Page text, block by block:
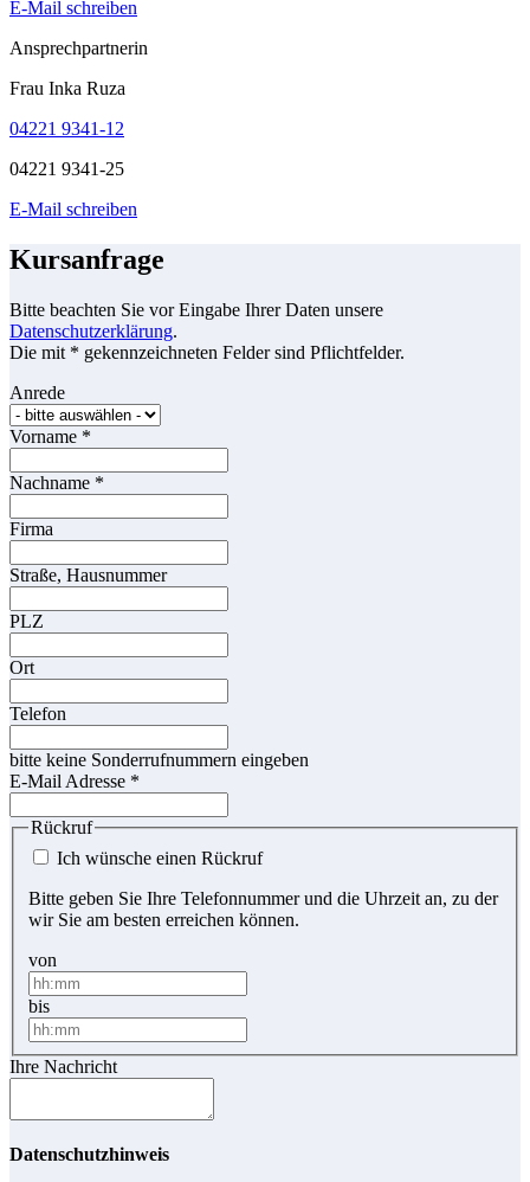
E-Mail schreiben
Ansprechpartnerin
Frau Inka Ruza
04221 9341-12
04221 9341-25
E-Mail schreiben
Kursanfrage
Bitte beachten Sie vor Eingabe Ihrer Daten unsere
Datenschutzerklärung.
Die mit * gekennzeichneten Felder sind Pflichtfelder.
Anrede
Vorname *
Nachname *
Firma
Straße, Hausnummer
PLZ
Ort
Telefon
bitte keine Sonderrufnummern eingeben
E-Mail Adresse *
Rückruf
Ich wünsche einen Rückruf
Bitte geben Sie Ihre Telefonnummer und die Uhrzeit an, zu der
wir Sie am besten erreichen können.
von
bis
Ihre Nachricht
Datenschutzhinweis